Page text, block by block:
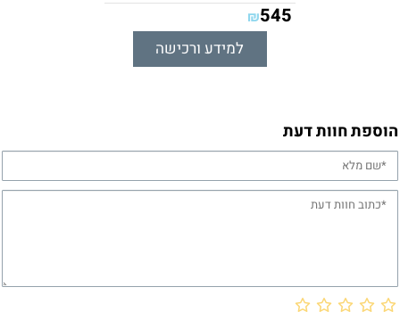
₪545
למידע ורכישה
הוספת חוות דעת